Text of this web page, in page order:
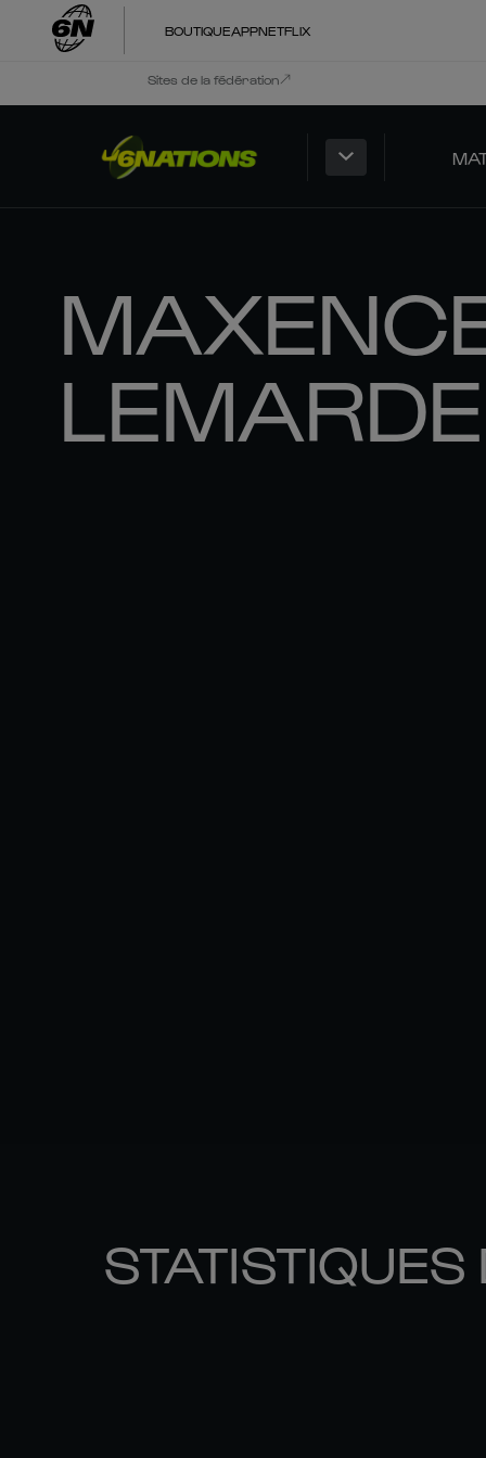
BOUTIQUEAPPNETFLIX
Sites de la fédération